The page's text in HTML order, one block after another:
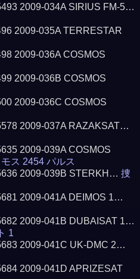
2009-034A SIRIUS FM-5…
2009-035A TERRESTAR
2009-036A COSMOS
2009-036B COSMOS
2009-036C COSMOS
2009-037A RAZAKSAT…
2009-039A COSMOS
ス 2454 パルス
2009-039B STERKH…捜
2009-041A DEIMOS 1…
2009-041B DUBAISAT 1…
1
2009-041C UK-DMC 2…
2009-041D APRIZESAT